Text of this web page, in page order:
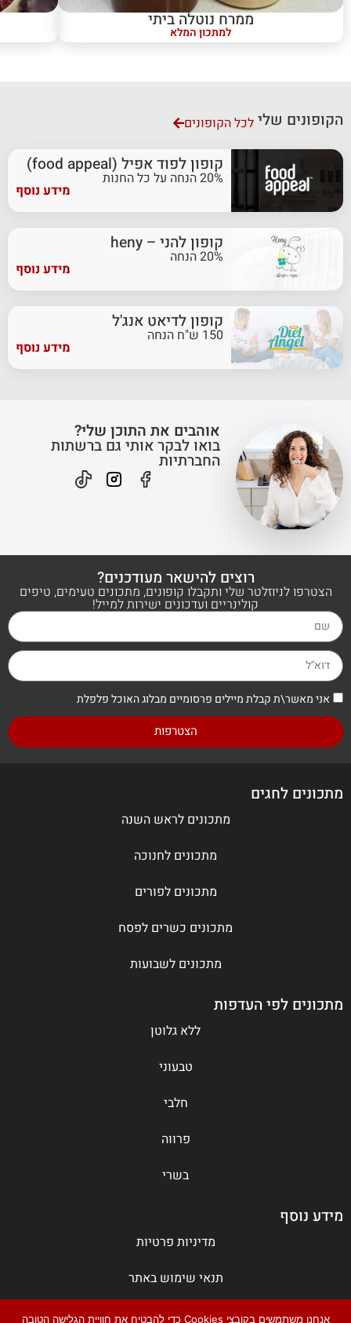
ממרח נוטלה ביתי
למתכון המלא
הקופונים שלי לכל הקופונים
קופון לפוד אפיל (food appeal)
20% הנחה על כל החנות
מידע נוסף
קופון להני – heny
20% הנחה
מידע נוסף
קופון לדיאט אנג'ל
150 ש"ח הנחה
מידע נוסף
אוהבים את התוכן שלי?
בואו לבקר אותי גם ברשתות
החברתיות
רוצים להישאר מעודכנים?
הצטרפו לניוזלטר שלי ותקבלו קופונים, מתכונים טעימים, טיפים
קולינריים ועדכונים ישירות למייל!
אני מאשר\ת קבלת מיילים פרסומיים מבלוג האוכל פלפלת
הצטרפות
מתכונים לחגים
מתכונים לראש השנה
מתכונים לחנוכה
מתכונים לפורים
מתכונים כשרים לפסח
מתכונים לשבועות
מתכונים לפי העדפות
ללא גלוטן
טבעוני
חלבי
פרווה
בשרי
מידע נוסף
מדיניות פרטיות
תנאי שימוש באתר
צור קשר
אנחנו משתמשים בקובצי Cookies כדי להבטיח את חוויית הגלישה הטובה